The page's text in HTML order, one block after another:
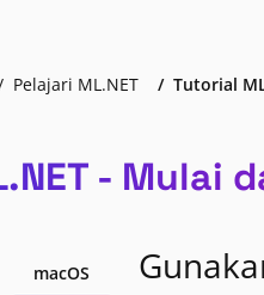
Pelajari ML.NET Tutorial
- Mulai
macOS